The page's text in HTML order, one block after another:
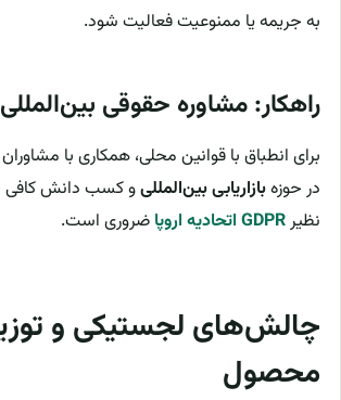
به جریمه یا ممنوعیت فعالیت شود.
راهکار: مشاوره حقوقی بین‌المللی
برای انطباق با قوانین محلی، همکاری با
در حوزهبازاریابی بین‌المللیو کسب دانش کافی
نظیرGDPR اتحادیه اروپا ضروری است.
چالش‌های لجستیکی و
محصول